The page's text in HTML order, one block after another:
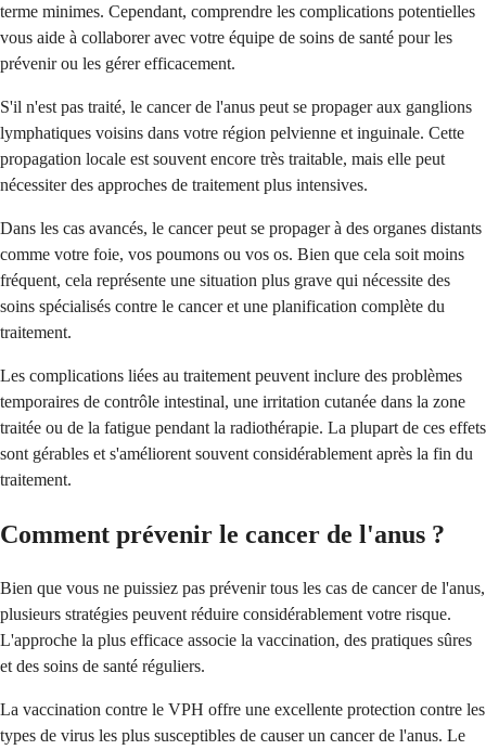
terme minimes. Cependant, comprendre les complications potentielles
vous aide à collaborer avec votre équipe de soins de santé pour les
prévenir ou les gérer efficacement.
S'il n'est pas traité, le cancer de l'anus peut se propager aux ganglions
lymphatiques voisins dans votre région pelvienne et inguinale. Cette
propagation locale est souvent encore très traitable, mais elle peut
nécessiter des approches de traitement plus intensives.
Dans les cas avancés, le cancer peut se propager à des organes distants
comme votre foie, vos poumons ou vos os. Bien que cela soit moins
fréquent, cela représente une situation plus grave qui nécessite des
soins spécialisés contre le cancer et une planification complète du
traitement.
Les complications liées au traitement peuvent inclure des problèmes
temporaires de contrôle intestinal, une irritation cutanée dans la zone
traitée ou de la fatigue pendant la radiothérapie. La plupart de ces effets
sont gérables et s'améliorent souvent considérablement après la fin du
traitement.
Comment prévenir le cancer de l'anus ?
Bien que vous ne puissiez pas prévenir tous les cas de cancer de l'anus,
plusieurs stratégies peuvent réduire considérablement votre risque.
L'approche la plus efficace associe la vaccination, des pratiques sûres
et des soins de santé réguliers.
La vaccination contre le VPH offre une excellente protection contre les
types de virus les plus susceptibles de causer un cancer de l'anus. Le